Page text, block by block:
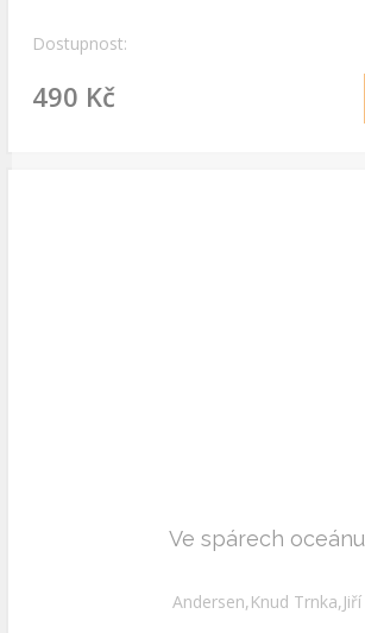
Dostupnost:
490 Kč
Ve spárech oceánu
Andersen,Knud Trnka,Jiří